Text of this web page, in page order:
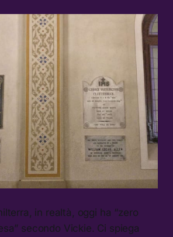
in realtà, oggi ha “zero
secondo Vickie. Ci spiega